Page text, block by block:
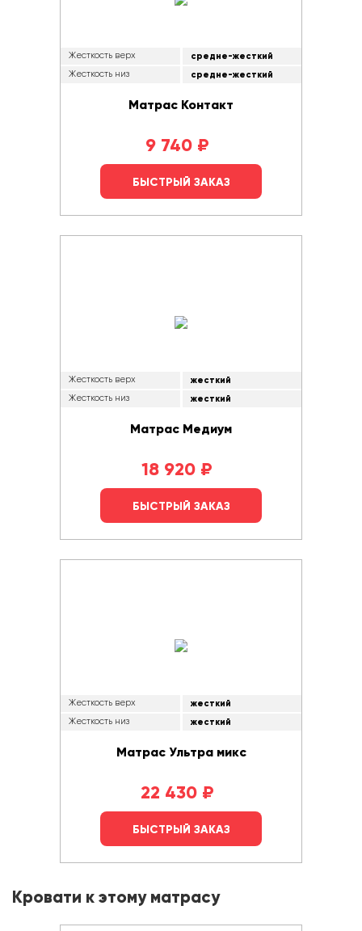
Жесткость верх средне-жесткий
Жесткость низ средне-жесткий
Матрас Контакт
9 740 ₽
БЫСТРЫЙ ЗАКАЗ
Жесткость верх жесткий
Жесткость низ жесткий
Матрас Медиум
18 920 ₽
БЫСТРЫЙ ЗАКАЗ
Жесткость верх жесткий
Жесткость низ жесткий
Матрас Ультра микс
22 430 ₽
БЫСТРЫЙ ЗАКАЗ
Кровати к этому матрасу